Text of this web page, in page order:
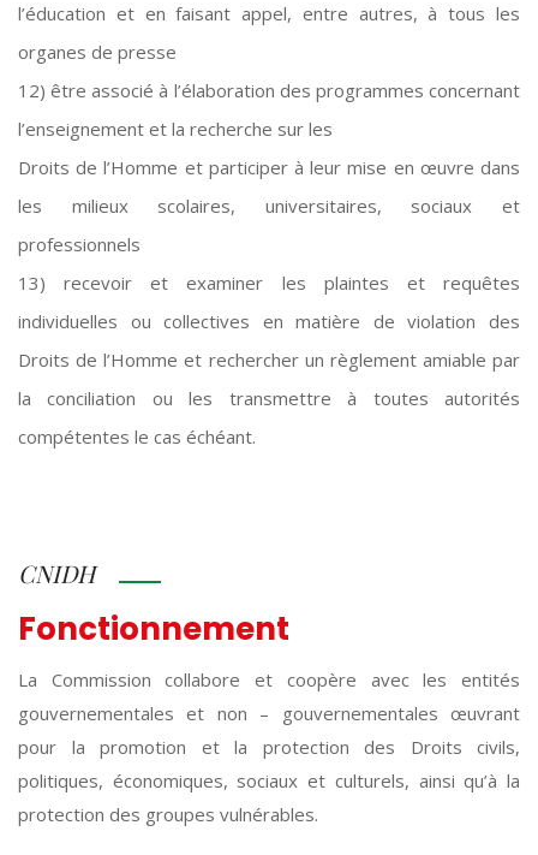
l’éducation et en faisant appel, entre autres, à tous les
organes de presse
12) être associé à l’élaboration des programmes concernant
l’enseignement et la recherche sur les
Droits de l’Homme et participer à leur mise en œuvre dans
les milieux scolaires, universitaires, sociaux et
professionnels
13) recevoir et examiner les plaintes et requêtes
individuelles ou collectives en matière de violation des
Droits de l’Homme et rechercher un règlement amiable par
la conciliation ou les transmettre à toutes autorités
compétentes le cas échéant.
CNIDH
Fonctionnement
La Commission collabore et coopère avec les entités
gouvernementales et non – gouvernementales œuvrant
pour la promotion et la protection des Droits civils,
politiques, économiques, sociaux et culturels, ainsi qu’à la
protection des groupes vulnérables.